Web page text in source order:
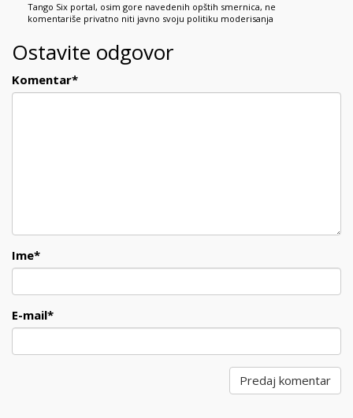
Tango Six portal, osim gore navedenih opštih smernica, ne
komentariše privatno niti javno svoju politiku moderisanja
Ostavite odgovor
Komentar*
Ime*
E-mail*